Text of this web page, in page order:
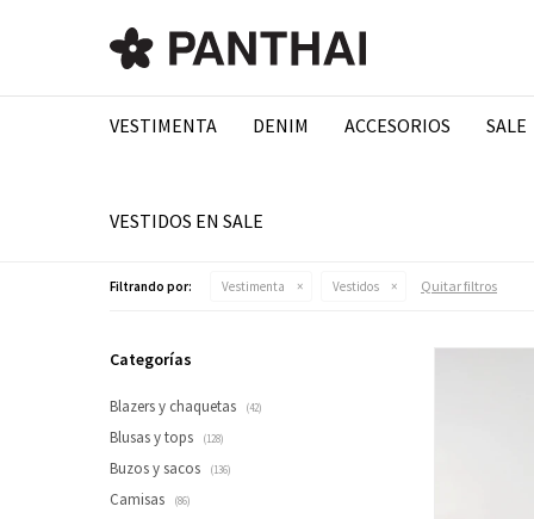
VESTIMENTA DENIM ACCESORIOS SALE
VESTIDOS EN SALE
Filtrando por: Vestimenta Vestidos Quitar filtros
Categorías
Blazers y chaquetas (42)
Blusas y tops (128)
Buzos y sacos (136)
Camisas (86)